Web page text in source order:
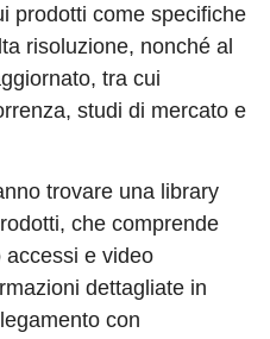
prodotti come specifiche
risoluzione, nonché al
tra cui
studi di mercato e
trovare una library
che comprende
e video
dettagliate in
con